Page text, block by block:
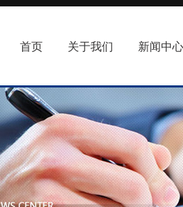
首页 关于我们 新闻中心